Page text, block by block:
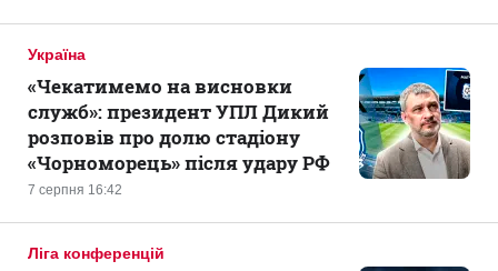
Україна
7 серпня 16:42
«Чекатимемо на висновки
служб»: президент УПЛ Дикий
розповів про долю стадіону
«Чорноморець» після удару РФ
Ліга конференцій